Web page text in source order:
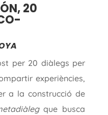
20
per 20 diàlegs per
experiències,
a la construcció de
que busca